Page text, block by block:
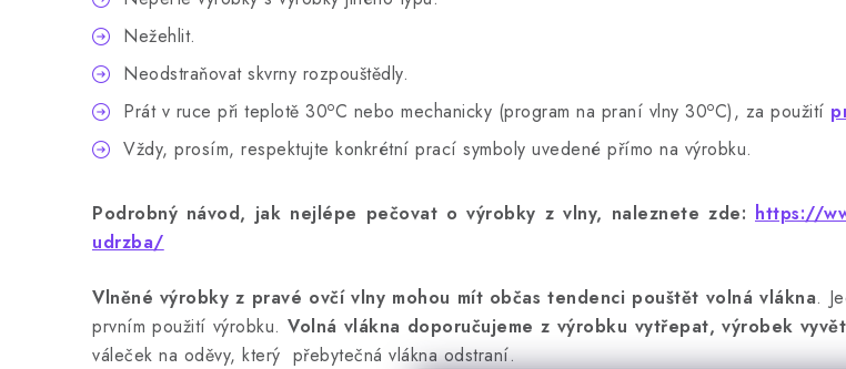
Nežehlit.
Neodstraňovat skvrny rozpouštědly.
Prát v ruce při teplotě 30oC nebo mechanicky (program na praní vlny 30oC), za použití
Vždy, prosím, respektujte konkrétní prací symboly uvedené přímo na výrobku.
Podrobný návod, jak nejlépe pečovat o výrobky z vlny, naleznete zde: https://
udrzba/
Vlněné výrobky z pravé ovčí vlny mohou mít občas tendenci pouštět volná vlákna.
prvním použití výrobku.Volná vlákna doporučujeme z výrobku vytřepat, výrobek
váleček na oděvy, který přebytečná vlákna odstraní.